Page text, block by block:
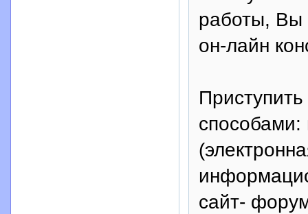
работы, Вы
он-лайн
способами:
сайт-